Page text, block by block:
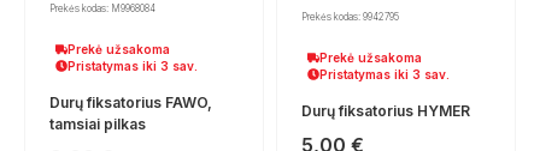
Prekės kodas: M9968084
Prekė užsakoma
Pristatymas iki 3 sav.
Durų fiksatorius FAWO,
tamsiai pilkas
Prekės kodas: 9942795
Prekė užsakoma
Pristatymas iki 3 sav.
Durų fiksatorius HYMER
5,00 €